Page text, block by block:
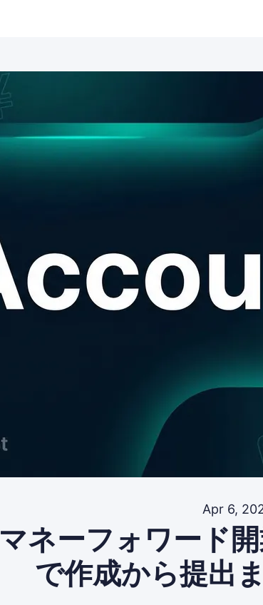
Apr 6,
マネーフォワード
で作成から提出